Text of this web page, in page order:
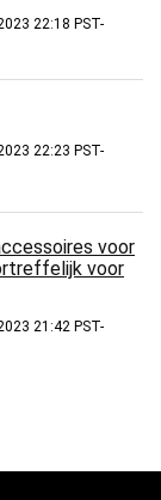
22:18 PST-
22:23 PST-
voor
voor
21:42 PST-